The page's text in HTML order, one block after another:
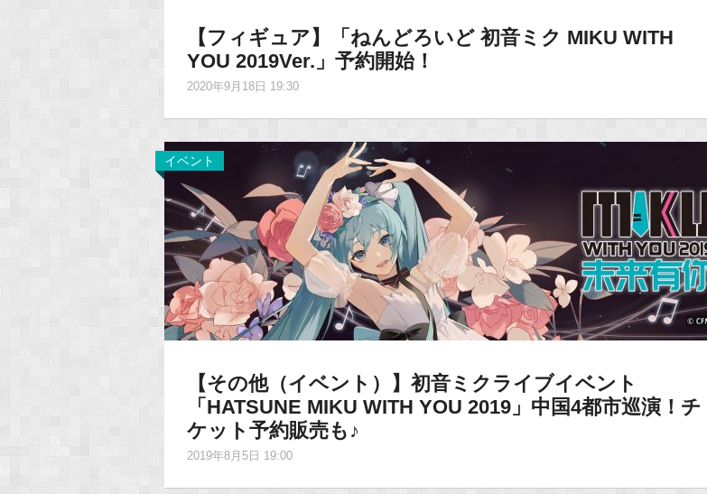
【フィギュア】「ねんどろいど 初音ミク MIKU WITH
YOU 2019Ver.」予約開始！
2020年9月18日 19:30
イベント
【その他（イベント）】初音ミクライブイベント
「HATSUNE MIKU WITH YOU 2019」中国4都市巡演！チ
ケット予約販売も♪
2019年8月5日 19:00